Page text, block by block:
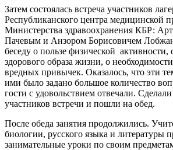
Затем состоялась встреча участников
Республиканского центра медицинской
Министерства здравоохранения КБР:
Пачевым и Анзором Борисовичем
беседу о пользе физической активности,
здорового образа жизни, о
вредных привычек. Оказалось, что эти
ими было задано большое количество
гости с удовольствием отвечали.
участников встречи и пошли на обед.
После обеда занятия продолжились.
биологии, русского языка и литературы
занимательные уроки по своим